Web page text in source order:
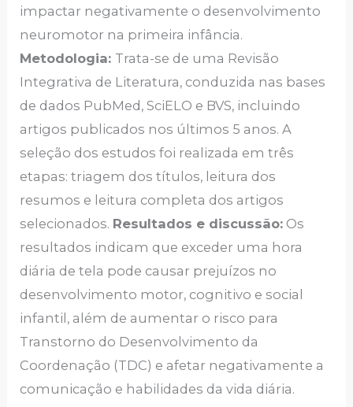
impactar negativamente o desenvolvimento
neuromotor na primeira infância.
Metodologia: Trata-se de uma Revisão
Integrativa de Literatura, conduzida nas bases
de dados PubMed, SciELO e BVS, incluindo
artigos publicados nos últimos 5 anos. A
seleção dos estudos foi realizada em três
etapas: triagem dos títulos, leitura dos
resumos e leitura completa dos artigos
selecionados. Resultados e discussão: Os
resultados indicam que exceder uma hora
diária de tela pode causar prejuízos no
desenvolvimento motor, cognitivo e social
infantil, além de aumentar o risco para
Transtorno do Desenvolvimento da
Coordenação (TDC) e afetar negativamente a
comunicação e habilidades da vida diária.